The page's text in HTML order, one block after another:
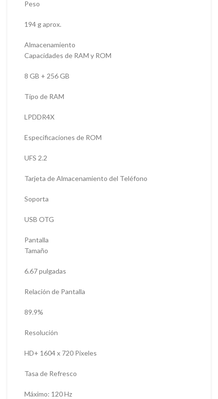
Peso
194 g aprox.
Almacenamiento
Capacidades de RAM y ROM
8 GB + 256 GB
Tipo de RAM
LPDDR4X
Especificaciones de ROM
UFS 2.2
Tarjeta de Almacenamiento del Teléfono
Soporta
USB OTG
Pantalla
Tamaño
6.67 pulgadas
Relación de Pantalla
89.9%
Resolución
HD+ 1604 x 720 Pixeles
Tasa de Refresco
Máximo: 120 Hz